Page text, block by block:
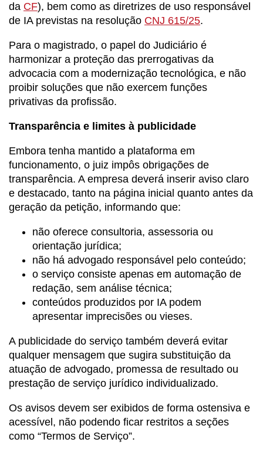
da CF), bem como as diretrizes de uso responsável
de IA previstas na resolução CNJ 615/25.
Para o magistrado, o papel do Judiciário é
harmonizar a proteção das prerrogativas da
advocacia com a modernização tecnológica, e não
proibir soluções que não exercem funções
privativas da profissão.
Transparência e limites à publicidade
Embora tenha mantido a plataforma em
funcionamento, o juiz impôs obrigações de
transparência. A empresa deverá inserir aviso claro
e destacado, tanto na página inicial quanto antes da
geração da petição, informando que:
não oferece consultoria, assessoria ou
orientação jurídica;
não há advogado responsável pelo conteúdo;
o serviço consiste apenas em automação de
redação, sem análise técnica;
conteúdos produzidos por IA podem
apresentar imprecisões ou vieses.
A publicidade do serviço também deverá evitar
qualquer mensagem que sugira substituição da
atuação de advogado, promessa de resultado ou
prestação de serviço jurídico individualizado.
Os avisos devem ser exibidos de forma ostensiva e
acessível, não podendo ficar restritos a seções
como “Termos de Serviço”.